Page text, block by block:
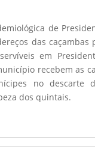
de
das caçambas
em
recebem as
no descarte
dos quintais.